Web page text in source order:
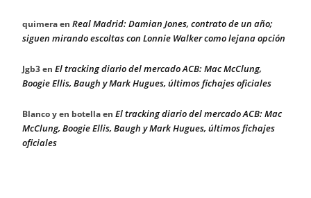
quimeraen Real Madrid: Damian Jones, contrato de un año;
siguen mirando escoltas con Lonnie Walker como lejana opción
Jgb3en El tracking diario del mercado ACB: Mac McClung,
Boogie Ellis, Baugh y Mark Hugues, últimos fichajes oficiales
Blanco y en botellaen El tracking diario del mercado ACB: Mac
McClung, Boogie Ellis, Baugh y Mark Hugues, últimos fichajes
oficiales